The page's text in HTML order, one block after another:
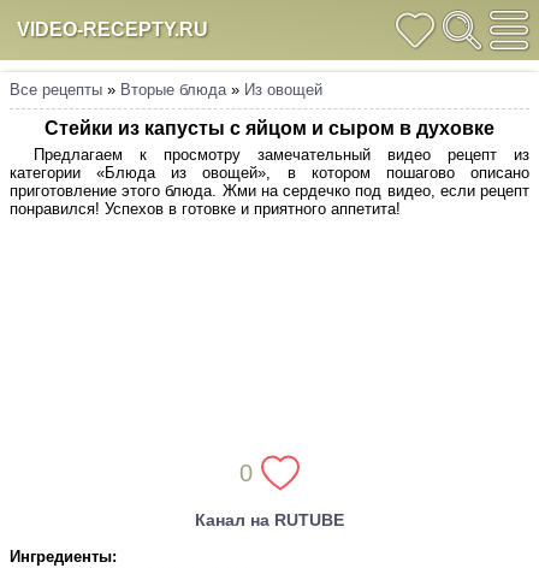
VIDEO-RECEPTY.RU
Все рецепты » Вторые блюда» Из овощей
Стейки из капусты с яйцом и сыром в духовке
Предлагаем к просмотру замечательный видео рецепт из
категории «Блюда из овощей», в котором пошагово описано
приготовление этого блюда. Жми на сердечко под видео, если рецепт
понравился! Успехов в готовке и приятного аппетита!
0
Канал на RUTUBE
Ингредиенты: